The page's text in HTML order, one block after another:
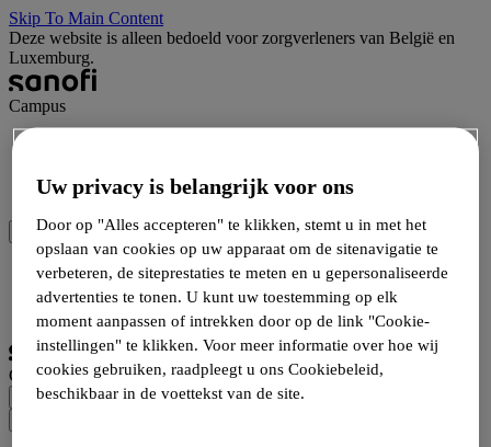
Skip To Main Content
Deze website is alleen bedoeld voor zorgverleners van België en
Luxemburg.
Campus
Producten
Inloggen
Inschrijven
Campus
Uw privacy is belangrijk voor ons
Door op "Alles accepteren" te klikken, stemt u in met het
opslaan van cookies op uw apparaat om de sitenavigatie te
verbeteren, de siteprestaties te meten en u gepersonaliseerde
advertenties te tonen. U kunt uw toestemming op elk
moment aanpassen of intrekken door op de link "Cookie-
instellingen" te klikken. Voor meer informatie over hoe wij
cookies gebruiken, raadpleegt u ons Cookiebeleid,
beschikbaar in de voettekst van de site.